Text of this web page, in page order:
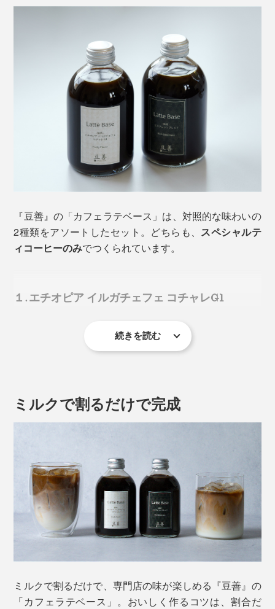
「コーヒーは生鮮食品。その日の豆は、その日に自家焙煎します」
さらに、焙煎後の鮮度を大切にすることで、
る刺激も抑えられ、一般的なコーヒーよりも体への負担
が少ないと考えられています。
「普通のコーヒーだと頭痛や胃もたれなどを感じるの
に、スペシャルティコーヒーだとラク」「後味が軽く
ー・矢島氏のような体感を持つ人は一定数いるとか。
馥郁たる香りと味わいはもちろん、飲んだあとの心地よ
保存料・香料・砂糖は一切不使用。素材そのものの力だ
ミルクで割っても負けることのないコクや香り。しっか
りとしたコーヒー厚みとともに、ミルクの自然な甘みが
ひと口で感じる、専門店の完成度。こんなカフェラテが
ゴクゴク飲むより、ゆっくり堪能したい。おもてなしの
『豆善』の「カフェラテベース」は、対照的な味わいの
2種類をアソートしたセット。どちらも、 スペシャルテ
ィコーヒーのみでつくられています。
１. エチオピア イルガチェフェ コチャレG1
エチオピア産の中でも 最上位規格のG1グレード
徴。酸味があってさわやかな一杯に、“スペシャリティ
コーヒーでカフェラテを味わう贅沢”が感じられます。
続きを読む
ミルクで割るだけで完成
ミルクで割るだけで、専門店の味が楽しめる『豆善』の
「カフェラテベース」。おいしく作るコツは、割合だ